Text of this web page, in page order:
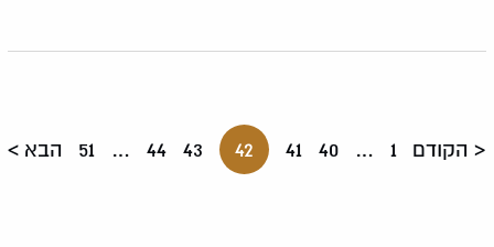
הקודם 1
…
40
41
42
43
44
…
51 הבא